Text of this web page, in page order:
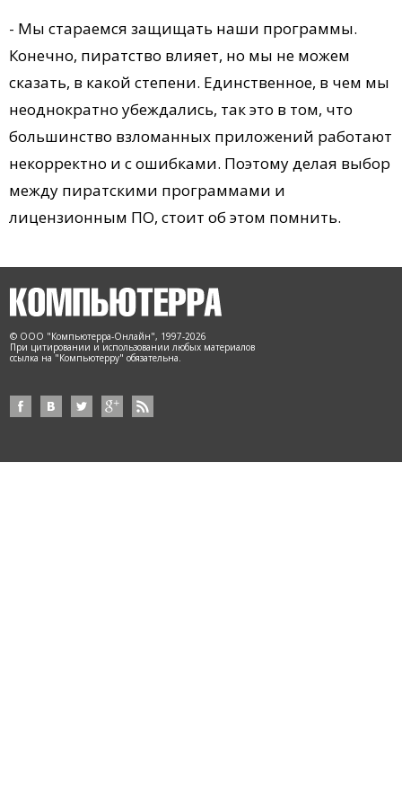
- Мы стараемся защищать наши программы.
Конечно, пиратство влияет, но мы не можем
сказать, в какой степени. Единственное, в чем мы
неоднократно убеждались, так это в том, что
большинство взломанных приложений работают
некорректно и с ошибками. Поэтому делая выбор
между пиратскими программами и
лицензионным ПО, стоит об этом помнить.
© ООО "Компьютерра-Онлайн", 1997-2026
При цитировании и использовании любых материалов
ссылка на "Компьютерру" обязательна.